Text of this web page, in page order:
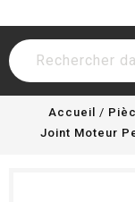
Accueil
Joint Moteur